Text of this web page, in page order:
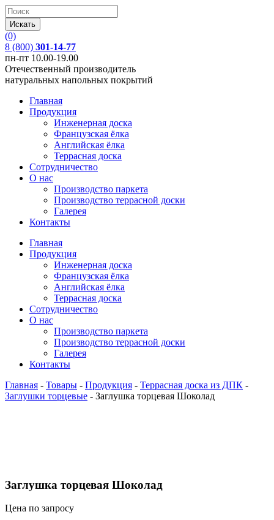
(0)
8 (800) 301-14-77
пн-пт 10.00-19.00
Отечественный производитель
натуральных напольных покрытий
Главная
Продукция
Инженерная доска
Французская ёлка
Английская ёлка
Террасная доска
Сотрудничество
О нас
Производство паркета
Производство террасной доски
Галерея
Контакты
Главная
Продукция
Инженерная доска
Французская ёлка
Английская ёлка
Террасная доска
Сотрудничество
О нас
Производство паркета
Производство террасной доски
Галерея
Контакты
Главная - Товары - Продукция - Террасная доска из ДПК -
Заглушки торцевые - Заглушка торцевая Шоколад
Заглушка торцевая Шоколад
Цена по запросу